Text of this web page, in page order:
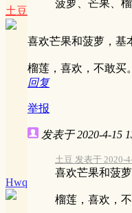
土豆
菠萝、芒果、
喜欢芒果和菠萝，基
榴莲，喜欢，不敢买
回复
举报
Hwq
发表于 2020-4-15
土豆 发表于 2020-
喜欢芒果和菠
榴莲，喜欢，